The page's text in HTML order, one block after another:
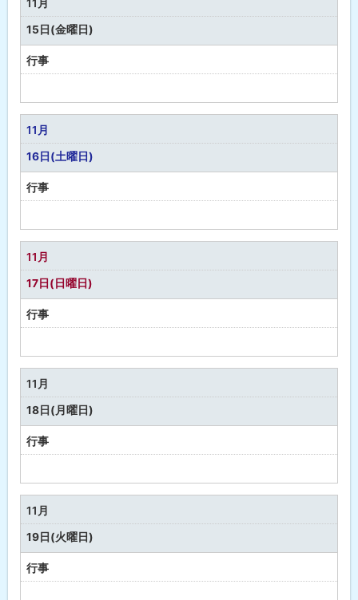
し
11月
15日(金曜日)
行事
定
な
し
11月
16日(土曜日)
行事
定
な
し
11月
17日(日曜日)
行事
定
な
し
11月
18日(月曜日)
行事
定
な
し
11月
19日(火曜日)
行事